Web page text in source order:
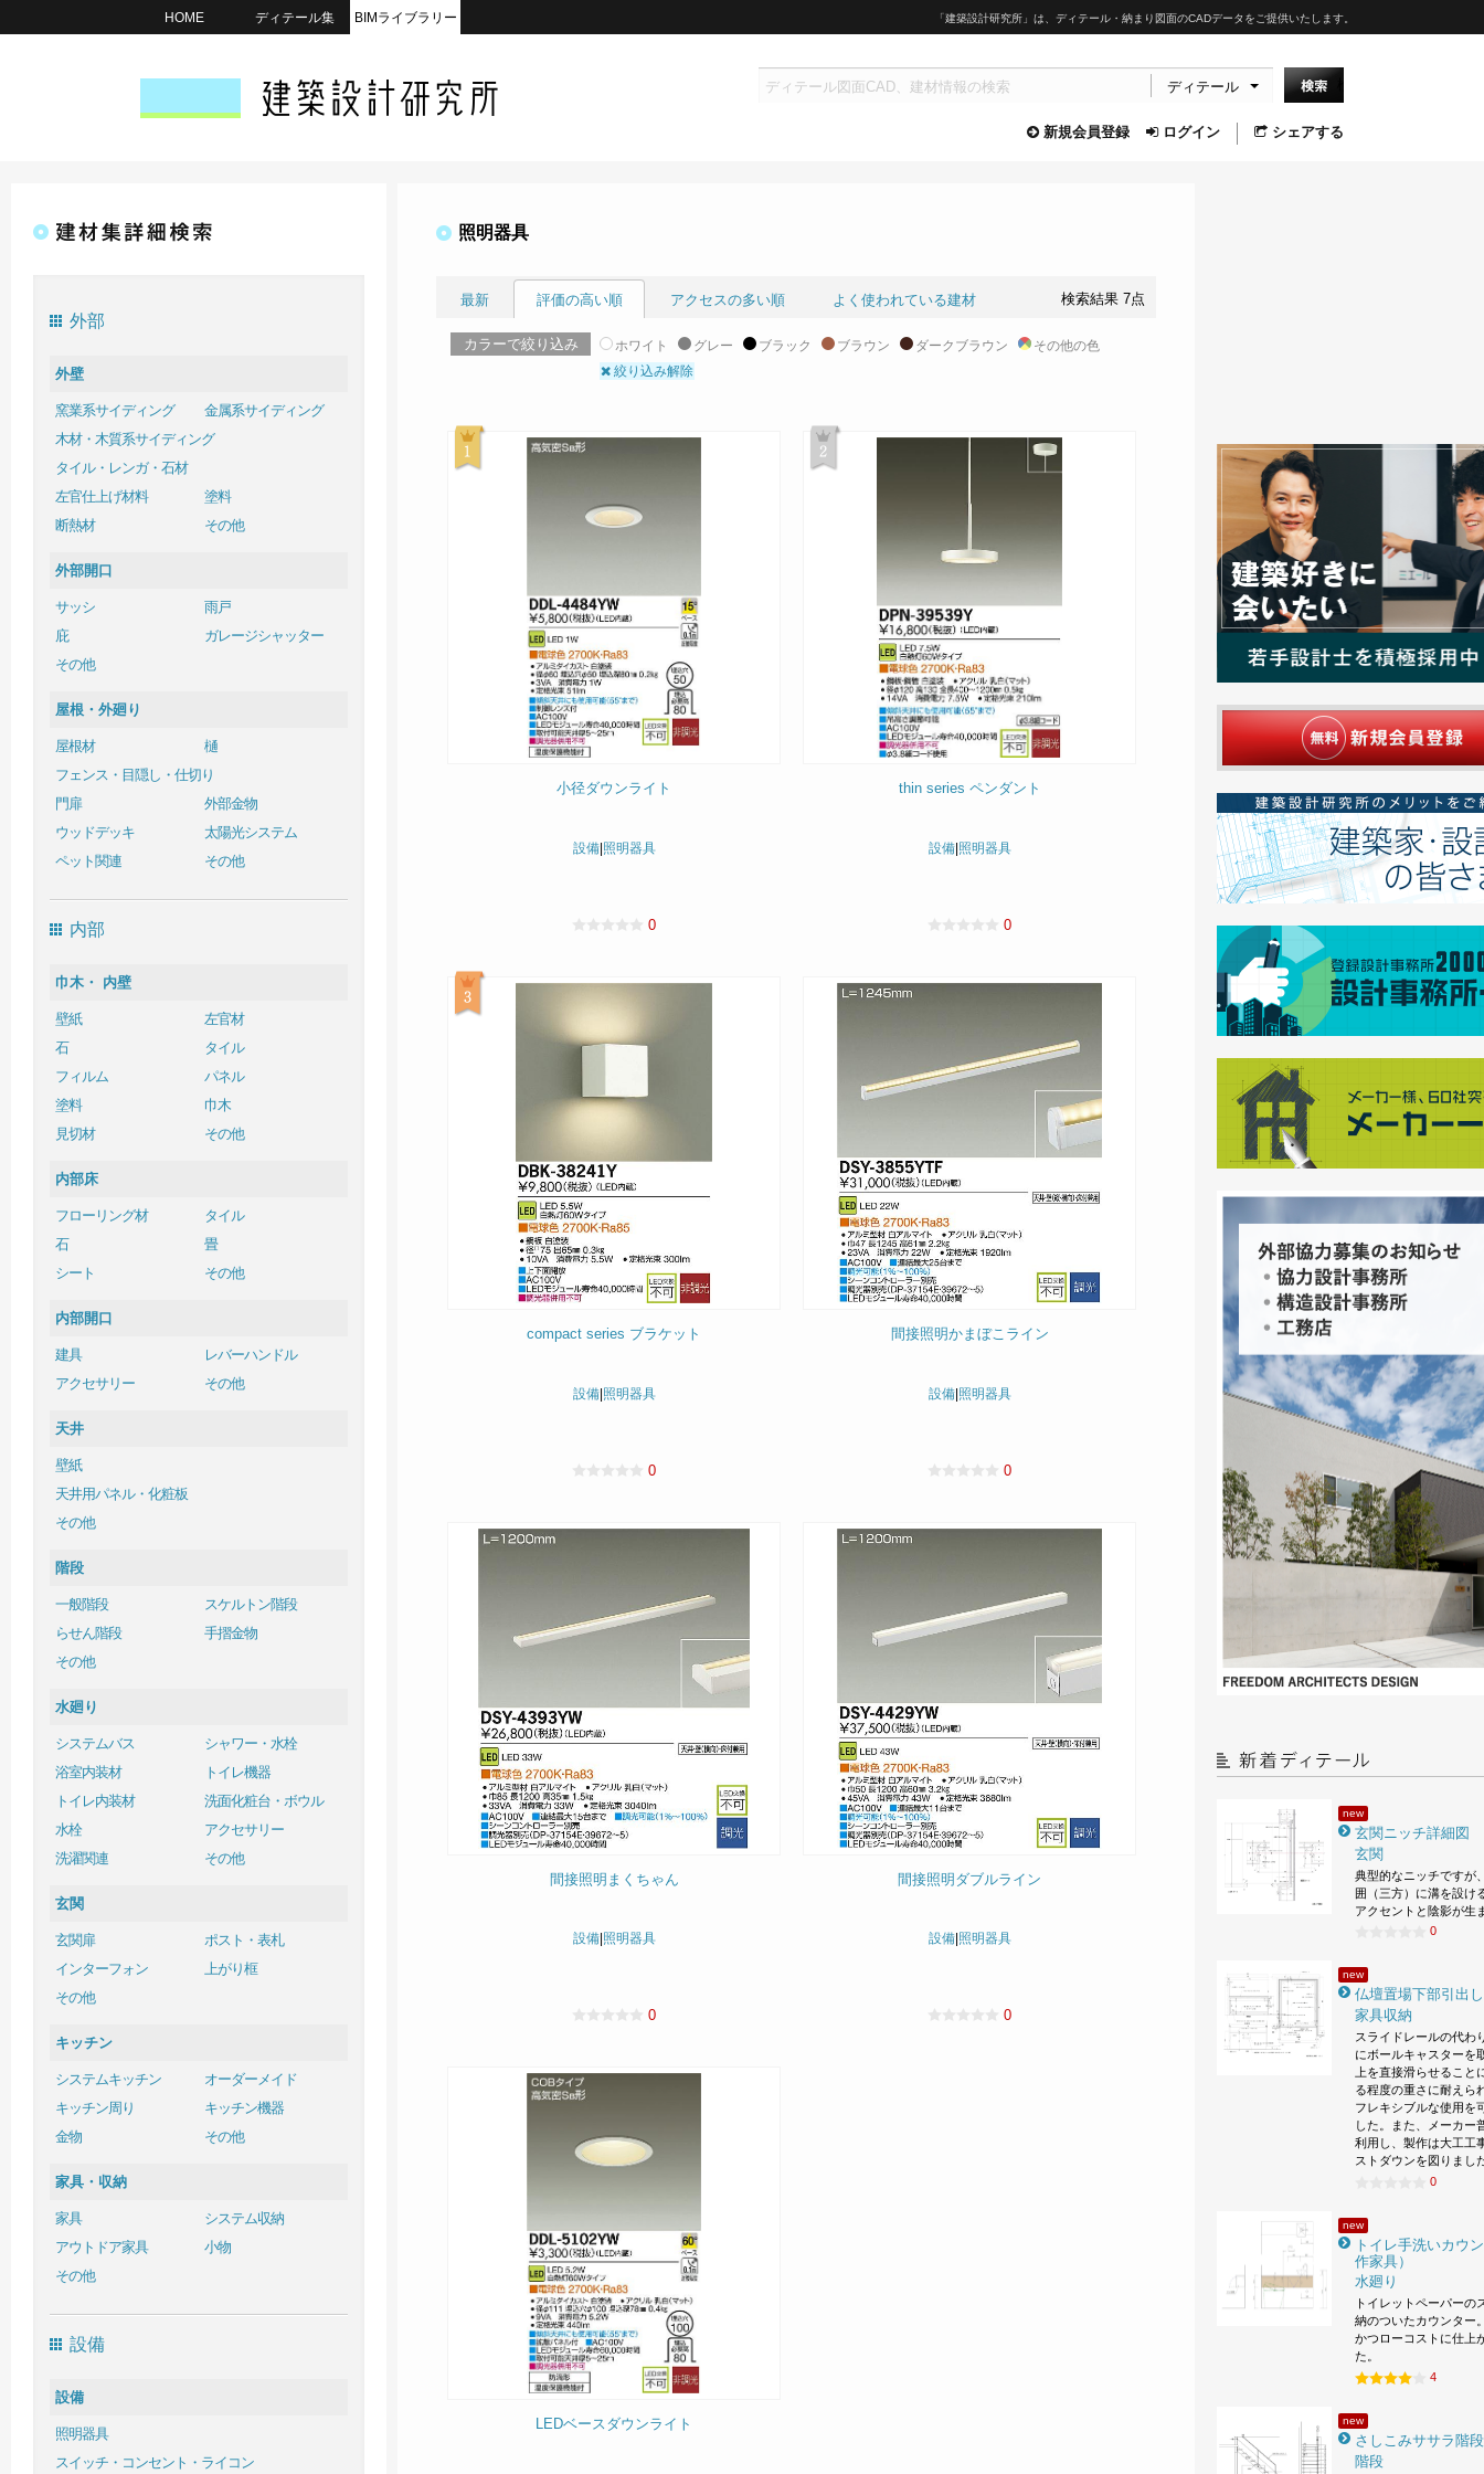
「建築設計研究所」は、ディテール・納まり図面のCADデータをご提供いたします。
HOME ディテール集 BIMライブラリー
ディテール
新規会員登録 ログイン シェアする
外部
外壁
窯業系サイディング
金属系サイディング
木材・木質系サイディング
タイル・レンガ・石材
左官仕上げ材料
塗料
断熱材
その他
外部開口
サッシ
雨戸
庇
ガレージシャッター
その他
屋根・外廻り
屋根材
樋
フェンス・目隠し・仕切り
門扉
外部金物
ウッドデッキ
太陽光システム
ペット関連
その他
内部
巾木・ 内壁
壁紙
左官材
石
タイル
フィルム
パネル
塗料
巾木
見切材
その他
内部床
フローリング材
タイル
石
畳
シート
その他
内部開口
建具
レバーハンドル
アクセサリー
その他
天井
壁紙
天井用パネル・化粧板
その他
階段
一般階段
スケルトン階段
らせん階段
手摺金物
その他
水廻り
システムバス
シャワー・水栓
浴室内装材
トイレ機器
トイレ内装材
洗面化粧台・ボウル
水栓
アクセサリー
洗濯関連
その他
玄関
玄関扉
ポスト・表札
インターフォン
上がり框
その他
キッチン
システムキッチン
オーダーメイド
キッチン周り
キッチン機器
金物
その他
家具・収納
家具
システム収納
アウトドア家具
小物
その他
設備
設備
照明器具
スイッチ・コンセント・ライコン
new
玄関ニッチ詳細図
玄関
典型的なニッチですが
囲（三方）に溝を設け
アクセントと陰影が生
0
new
仏壇置場下部引出
家具収納
スライドレールの代わ
にボールキャスターを
上を直接滑らせること
る程度の重さに耐えら
フレキシブルな使用を
した。また、メーカー
利用し、製作は大工工
ストダウンを図りまし
0
new
トイレ手洗いカウ
作家具）
水廻り
トイレットペーパーの
納のついたカウンター
かつローコストに仕上
た。
4
new
さしこみササラ階段
階段
照明器具
最新 評価の高い順 アクセスの多い順 よく使われている建材 検索結果 7点
カラーで絞り込み ホワイト グレー ブラック ブラウン ダークブラウン
その他の色
絞り込み解除
小径ダウンライト
設備|照明器具
0
thin series ペンダント
設備|照明器具
0
compact series ブラケット
設備|照明器具
0
間接照明かまぼこライン
設備|照明器具
0
間接照明まくちゃん
設備| 照明器具
0
間接照明ダブルライン
設備| 照明器具
0
LEDベースダウンライト